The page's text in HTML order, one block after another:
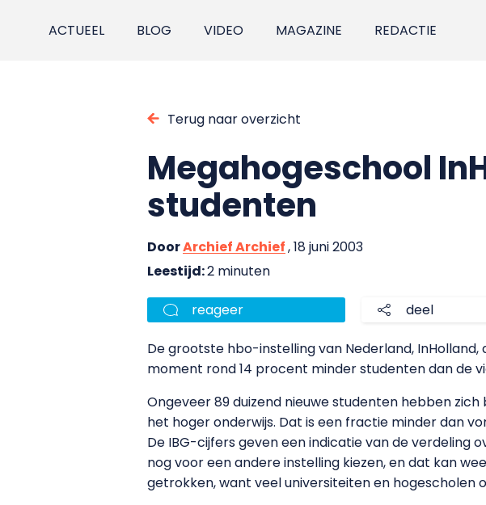
ACTUEEL BLOG VIDEO MAGAZINE REDACTIE
Terug naar overzicht
Megahogeschool
studenten
DoorArchief Archief, 18 juni 2003
Leestijd:2 minuten
reageer deel
De grootste hbo-instelling van Nederland,
moment rond 14 procent minder studenten dan de
Ongeveer 89 duizend nieuwe studenten hebben
het hoger onderwijs. Dat is een fractie minder dan
De IBG-cijfers geven een indicatie van de verdeling
nog voor een andere instelling kiezen, en dat kan
getrokken, want veel universiteiten en hogescholen